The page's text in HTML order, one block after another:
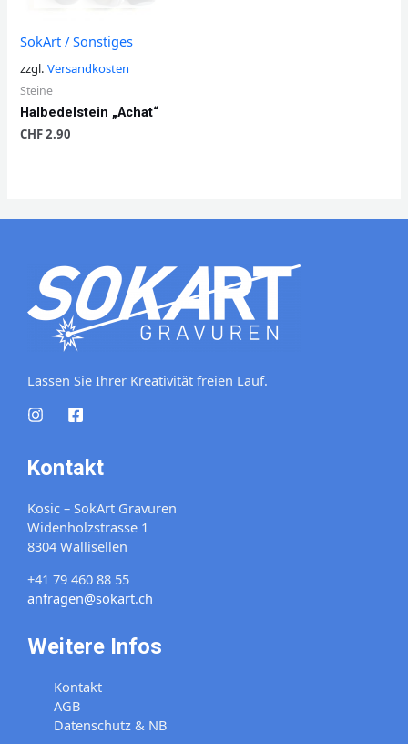
SokArt / Sonstiges
zzgl.Versandkosten
Steine
Halbedelstein „Achat“
CHF2.90
Lassen Sie Ihrer Kreativität freien Lauf.
Kontakt
Kosic – SokArt Gravuren
Widenholzstrasse 1
8304 Wallisellen
+41 79 460 88 55
anfragen@sokart.ch
Weitere Infos
Kontakt
AGB
Datenschutz & NB